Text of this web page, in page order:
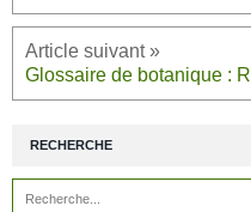
Glossaire de botanique : R
RECHERCHE